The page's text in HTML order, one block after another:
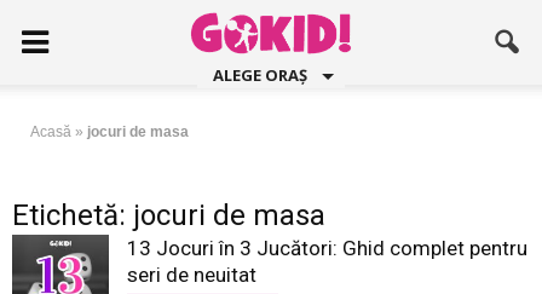
ALEGE ORAȘ
Acasă » jocuri de masa
Etichetă: jocuri de masa
13 Jocuri în 3 Jucători: Ghid complet pentru
seri de neuitat